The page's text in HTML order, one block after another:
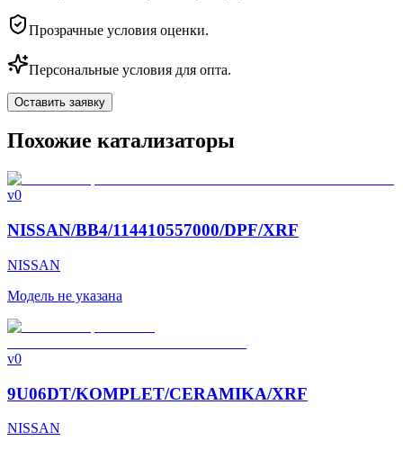
Прозрачные условия оценки.
Персональные условия для опта.
Оставить заявку
Похожие катализаторы
v0
NISSAN/BB4/114410557000/DPF/XRF
NISSAN
Модель не указана
v0
9U06DT/KOMPLET/CERAMIKA/XRF
NISSAN